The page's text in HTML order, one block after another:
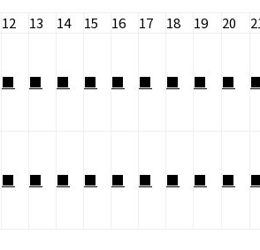
12 13 14 15 16 17 18 19 20
■ ■ ■ ■ ■ ■ ■ ■ ■
■ ■ ■ ■ ■ ■ ■ ■ ■